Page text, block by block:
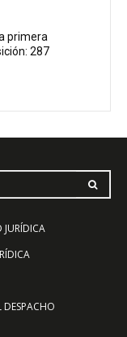
primera
287
DESPACHO